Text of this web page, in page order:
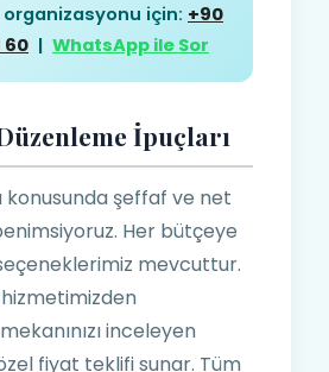
için: +90
60 | WhatsApp ile Sor
İpuçları
konusunda şeffaf ve net
Her bütçeye
mevcuttur.
inceleyen
fiyat teklifi sunar. Tüm